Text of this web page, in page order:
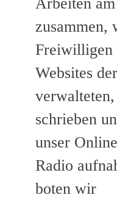
zusammen,
Freiwilligen
Websites
schrieben
unser
Radio
boten wir